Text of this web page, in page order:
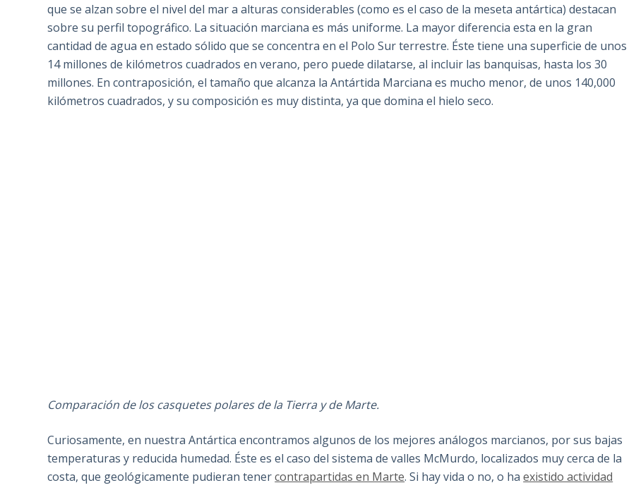
que se alzan sobre el nivel del mar a alturas considerables (como es el caso de la meseta antártica) destacan
sobre su perfil topográfico. La situación marciana es más uniforme. La mayor diferencia esta en la gran
cantidad de agua en estado sólido que se concentra en el Polo Sur terrestre. Éste tiene una superficie de unos
14 millones de kilómetros cuadrados en verano, pero puede dilatarse, al incluir las banquisas, hasta los 30
millones. En contraposición, el tamaño que alcanza la Antártida Marciana es mucho menor, de unos 140,000
kilómetros cuadrados, y su composición es muy distinta, ya que domina el hielo seco.
Comparación de los casquetes polares de la Tierra y de Marte.
Curiosamente, en nuestra Antártica encontramos algunos de los mejores análogos marcianos, por sus bajas
temperaturas y reducida humedad. Éste es el caso del sistema de valles McMurdo, localizados muy cerca de la
costa, que geológicamente pudieran tenercontrapartidas en Marte. Si hay vida o no, o haexistido actividad